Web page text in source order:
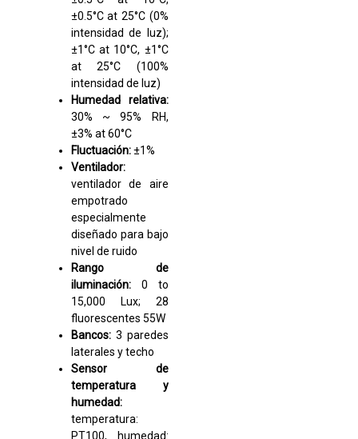
±0.5°C at 25°C (0%
intensidad de luz);
±1°C at 10°C, ±1°C
at 25°C (100%
intensidad de luz)
Humedad relativa:
30% ~ 95% RH,
±3% at 60°C
Fluctuación:±1%
Ventilador:
ventilador de aire
empotrado
especialmente
diseñado para bajo
nivel de ruido
Rango de
iluminación:0 to
15,000 Lux; 28
fluorescentes 55W
Bancos:3 paredes
laterales y techo
Sensor de
temperatura y
humedad:
temperatura:
PT100, humedad: